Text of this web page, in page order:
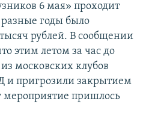
6 мая» проходит
разные годы было
рублей. В сообщении
этим летом за час до
московских клубов
и пригрозили закрытием
мероприятие пришлось